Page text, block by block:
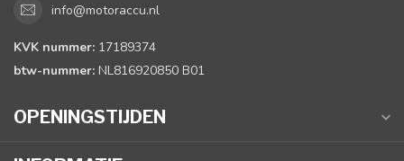
info@motoraccu.nl
KVK nummer: 17189374
btw-nummer: NL816920850 B01
OPENINGSTIJDEN